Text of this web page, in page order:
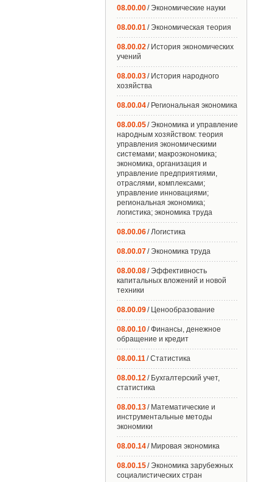
08.00.00/ Экономические науки
08.00.01/ Экономическая теория
08.00.02/ История экономических
учений
08.00.03/ История народного
хозяйства
08.00.04/ Региональная экономика
08.00.05/ Экономика и управление
народным хозяйством: теория
управления экономическими
системами; макроэкономика;
экономика, организация и
управление предприятиями,
отраслями, комплексами;
управление инновациями;
региональная экономика;
логистика; экономика труда
08.00.06/ Логистика
08.00.07/ Экономика труда
08.00.08/ Эффективность
капитальных вложений и новой
техники
08.00.09/ Ценообразование
08.00.10/ Финансы, денежное
обращение и кредит
08.00.11/ Статистика
08.00.12/ Бухгалтерский учет,
статистика
08.00.13/ Математические и
инструментальные методы
экономики
08.00.14/ Мировая экономика
08.00.15/ Экономика зарубежных
социалистических стран